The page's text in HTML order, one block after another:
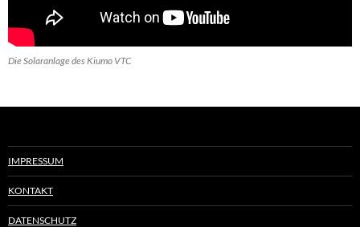
Die Solaranlage des Kiumo VTC
IMPRESSUM
KONTAKT
DATENSCHUTZ